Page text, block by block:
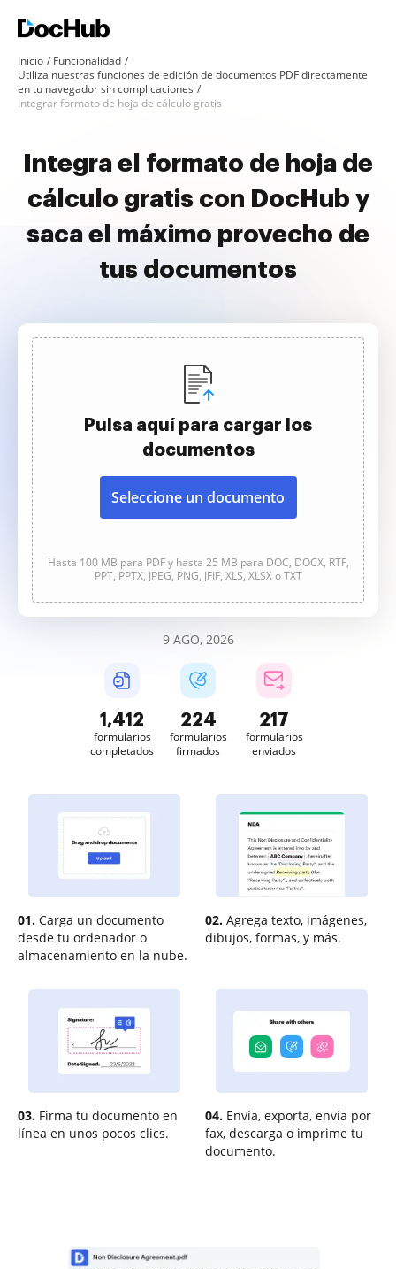
Inicio
Funcionalidad
Utiliza nuestras funciones de edición de documentos PDF directamente
en tu navegador sin complicaciones
Integrar formato de hoja de cálculo gratis
Integra el formato de hoja de
cálculo gratis con DocHub y
saca el máximo provecho de
tus documentos
Pulsa aquí para cargar los
documentos
Seleccione un documento
Hasta 100 MB para PDF y hasta 25 MB para DOC, DOCX, RTF,
PPT, PPTX, JPEG, PNG, JFIF, XLS, XLSX o TXT
9 AGO, 2026
1,413
formularios
completados
224
formularios
firmados
217
formularios
enviados
01. Carga un documento
desde tu ordenador o
almacenamiento en la nube.
02. Agrega texto, imágenes,
dibujos, formas, y más.
03. Firma tu documento en
línea en unos pocos clics.
04. Envía, exporta, envía por
fax, descarga o imprime tu
documento.